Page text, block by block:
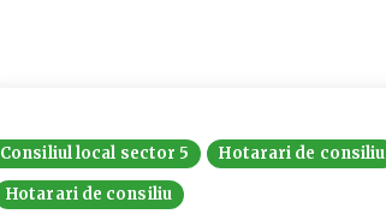
Consiliul local sector 5
Hotarari de consiliu
Hotarari de consiliu